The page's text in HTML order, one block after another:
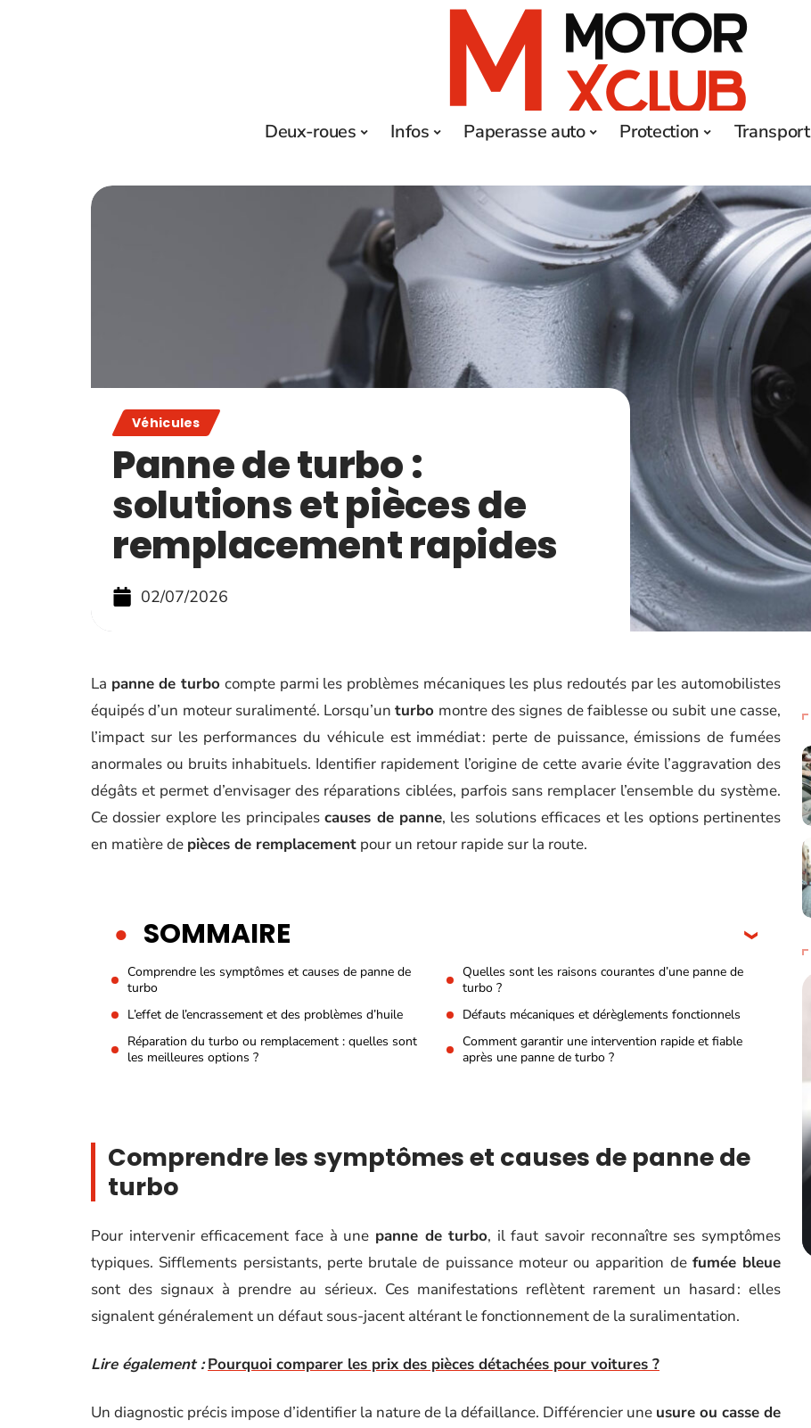
Deux-roues Infos Paperasse auto Protection Transport
Véhicules
Panne de turbo :
solutions et pièces de
remplacement rapides
02/07/2026
La panne de turbo compte parmi les problèmes mécaniques les plus redoutés par les automobilistes
équipés d’un moteur suralimenté. Lorsqu’unturbo montre des signes de faiblesse ou subit une casse,
l’impact sur les performances du véhicule est immédiat : perte de puissance, émissions de fumées
anormales ou bruits inhabituels. Identifier rapidement l’origine de cette avarie évite l’aggravation des
dégâts et permet d’envisager des réparations ciblées, parfois sans remplacer l’ensemble du système.
Ce dossier explore les principalescauses de panne, les solutions efficaces et les options pertinentes
en matière de pièces de remplacement pour un retour rapide sur la route.
SOMMAIRE
Comprendre les symptômes et causes de panne de
turbo
Quelles sont les raisons courantes d’une panne de
turbo ?
L’effet de l’encrassement et des problèmes d’huile
Défauts mécaniques et dérèglements fonctionnels
Réparation du turbo ou remplacement : quelles sont
les meilleures options ?
Comment garantir une intervention rapide et fiable
après une panne de turbo ?
Comprendre les symptômes et causes de panne de
turbo
Pour intervenir efficacement face à une panne de turbo, il faut savoir reconnaître ses symptômes
typiques. Sifflements persistants, perte brutale de puissance moteur ou apparition de fumée bleue
sont des signaux à prendre au sérieux. Ces manifestations reflètent rarement un hasard : elles
signalent généralement un défaut sous-jacent altérant le fonctionnement de la suralimentation.
Lire également : Pourquoi comparer les prix des pièces détachées pour voitures ?
Un diagnostic précis impose d’identifier la nature de la défaillance. Différencier une usure ou casse de